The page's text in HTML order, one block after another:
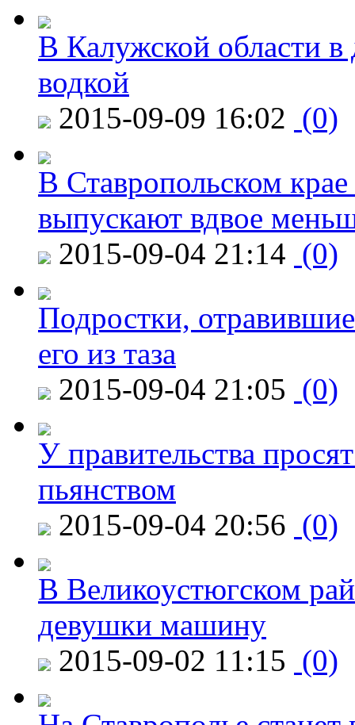
В Калужской области в
водкой
2015-09-09 16:02 (0)
В Ставропольском
выпускают вдвое
2015-09-04 21:14 (0)
Подростки,
его из таза
2015-09-04 21:05 (0)
У правительства
пьянством
2015-09-04 20:56 (0)
В Великоустюгском
девушки машину
2015-09-02 11:15 (0)